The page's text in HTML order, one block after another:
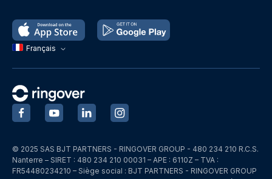
Français
© 2025 SAS BJT PARTNERS - RINGOVER GROUP - 480 234 210 R.C.S.
Nanterre – SIRET : 480 234 210 00031 – APE : 6110Z – TVA :
FR54480234210 – Siège social : BJT PARTNERS - RINGOVER GROUP